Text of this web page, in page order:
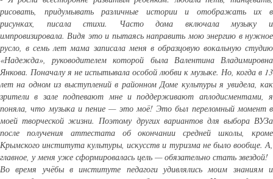
рисовать, придумывать различные истории и отображать их в
рисунках, писала стихи. Часто дома включала музыку и
импровизировала. Видя это и пытаясь направить мою энергию в нужное
русло, в семь лет мама записала меня в образцовую вокальную студию
«Надежда», руководителем которой была Валентина Владимировна
Янкова. Поначалу я не испытывала особой любви к музыке. Но, когда в 13
лет на одном из выступлений в районном Доме культуры я увидела, как
зрители в зале подпевают мне и поддерживают аплодисментами, я
поняла, что музыка и пение — это моё! Это был переломный момент в
моей творческой жизни. Поэтому других вариантов для выбора ВУЗа
после получения аттестата об окончании средней школы, кроме
Крымского института культуры, искусств и туризма не было вообще. А,
главное, у меня уже сформировалась цель — обязательно стать звездой!
Во время учёбы в институте педагоги удивлялись моим знаниям и